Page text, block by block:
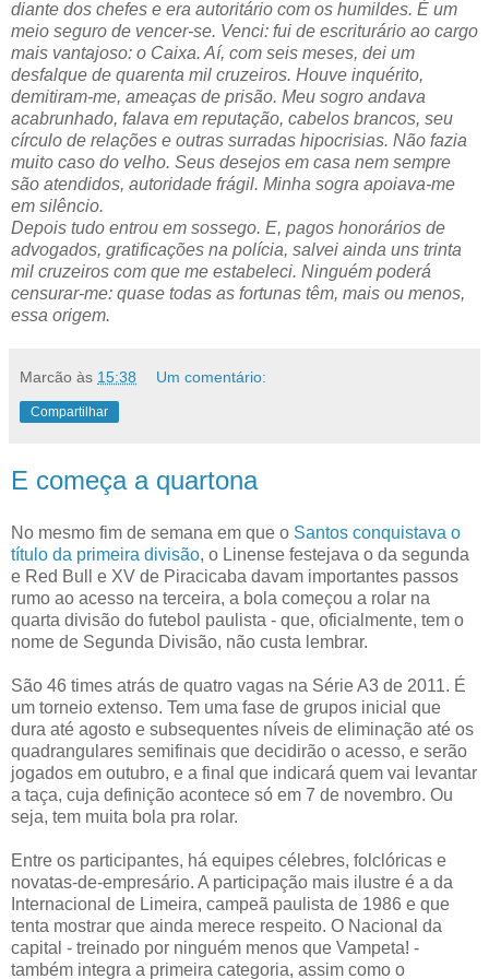
diante dos chefes e era autoritário com os humildes. É um
meio seguro de vencer-se. Venci: fui de escriturário ao cargo
mais vantajoso: o Caixa. Aí, com seis meses, dei um
desfalque de quarenta mil cruzeiros. Houve inquérito,
demitiram-me, ameaças de prisão. Meu sogro andava
acabrunhado, falava em reputação, cabelos brancos, seu
círculo de relações e outras surradas hipocrisias. Não fazia
muito caso do velho. Seus desejos em casa nem sempre
são atendidos, autoridade frágil. Minha sogra apoiava-me
em silêncio.
Depois tudo entrou em sossego. E, pagos honorários de
advogados, gratificações na polícia, salvei ainda uns trinta
mil cruzeiros com que me estabeleci. Ninguém poderá
censurar-me: quase todas as fortunas têm, mais ou menos,
essa origem.
Marcão às 15:38 Um comentário:
Compartilhar
E começa a quartona
No mesmo fim de semana em que o Santos conquistava o
título da primeira divisão, o Linense festejava o da segunda
e Red Bull e XV de Piracicaba davam importantes passos
rumo ao acesso na terceira, a bola começou a rolar na
quarta divisão do futebol paulista - que, oficialmente, tem o
nome de Segunda Divisão, não custa lembrar.
São 46 times atrás de quatro vagas na Série A3 de 2011. É
um torneio extenso. Tem uma fase de grupos inicial que
dura até agosto e subsequentes níveis de eliminação até os
quadrangulares semifinais que decidirão o acesso, e serão
jogados em outubro, e a final que indicará quem vai levantar
a taça, cuja definição acontece só em 7 de novembro. Ou
seja, tem muita bola pra rolar.
Entre os participantes, há equipes célebres, folclóricas e
novatas-de-empresário. A participação mais ilustre é a da
Internacional de Limeira, campeã paulista de 1986 e que
tenta mostrar que ainda merece respeito. O Nacional da
capital - treinado por ninguém menos que Vampeta! -
também integra a primeira categoria, assim como o